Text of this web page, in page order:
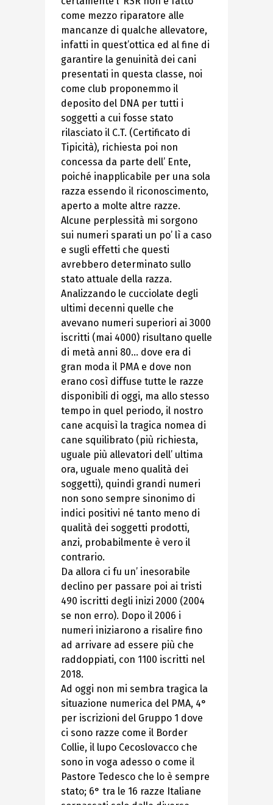
come mezzo riparatore alle
mancanze di qualche allevatore,
infatti in quest’ottica ed al fine di
garantire la genuinità dei cani
presentati in questa classe, noi
come club proponemmo il
deposito del DNA per tutti i
soggetti a cui fosse stato
rilasciato il C.T. (Certificato di
Tipicità), richiesta poi non
concessa da parte dell’ Ente,
poiché inapplicabile per una sola
razza essendo il riconoscimento,
aperto a molte altre razze.
Alcune perplessità mi sorgono
sui numeri sparati un po’ lì a caso
e sugli effetti che questi
avrebbero determinato sullo
stato attuale della razza.
Analizzando le cucciolate degli
ultimi decenni quelle che
avevano numeri superiori ai 3000
iscritti (mai 4000) risultano quelle
di metà anni 80… dove era di
gran moda il PMA e dove non
erano così diffuse tutte le razze
disponibili di oggi, ma allo stesso
tempo in quel periodo, il nostro
cane acquisì la tragica nomea di
cane squilibrato (più richiesta,
uguale più allevatori dell’ ultima
ora, uguale meno qualità dei
soggetti), quindi grandi numeri
non sono sempre sinonimo di
indici positivi né tanto meno di
qualità dei soggetti prodotti,
anzi, probabilmente è vero il
contrario.
Da allora ci fu un’ inesorabile
declino per passare poi ai tristi
490 iscritti degli inizi 2000 (2004
se non erro). Dopo il 2006 i
numeri iniziarono a risalire fino
ad arrivare ad essere più che
raddoppiati, con 1100 iscritti nel
2018.
Ad oggi non mi sembra tragica la
situazione numerica del PMA, 4°
per iscrizioni del Gruppo 1 dove
ci sono razze come il Border
Collie, il lupo Cecoslovacco che
sono in voga adesso o come il
Pastore Tedesco che lo è sempre
stato; 6° tra le 16 razze Italiane